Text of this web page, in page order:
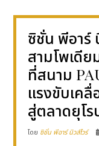
ซิชั่น พีอาร์
สามโพเดีย
ที่สนาม
แรงขับเคลื่
สู่ตลาดยุโร
โดย ซิชั่น พีอาร์ นิวส์ไวร์